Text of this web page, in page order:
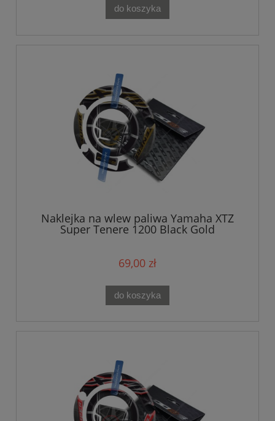
do koszyka
Naklejka na wlew paliwa Yamaha XTZ
Super Tenere 1200 Black Gold
69,00 zł
do koszyka